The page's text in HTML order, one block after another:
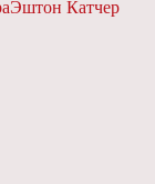
Эштон Катчер